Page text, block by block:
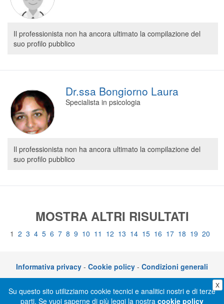
Il professionista non ha ancora ultimato la compilazione del
suo profilo pubblico
Dr.ssa Bongiorno Laura
Specialista in psicologia
Il professionista non ha ancora ultimato la compilazione del
suo profilo pubblico
MOSTRA ALTRI RISULTATI
1 2 3 4 5 6 7 8 9 10 11 12 13 14 15 16 17 18 19 20
Su questo sito utilizziamo cookie tecnici e analitici nostri e di terze
parti. Se vuoi saperne di più leggi la nostra cookie policy
X
Informativa privacy - Cookie policy - Condizioni generali
CLICKDOC è un servizio di CGM Italia S.r.l. - P.I. 05014030729 – Via adriano
Olivetti 10, 70056 Molfetta (BA)